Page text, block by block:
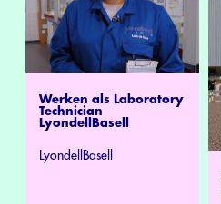
Werken als Laboratory
Technician
LyondellBasell
LyondellBasell